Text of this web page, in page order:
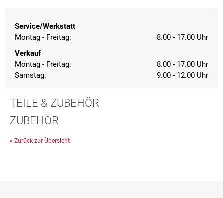
Service/Werkstatt
Montag - Freitag:
8.00 - 17.00 Uhr
Verkauf
Montag - Freitag:
8.00 - 17.00 Uhr
Samstag:
9.00 - 12.00 Uhr
TEILE & ZUBEHÖR
ZUBEHÖR
« Zurück zur Übersicht